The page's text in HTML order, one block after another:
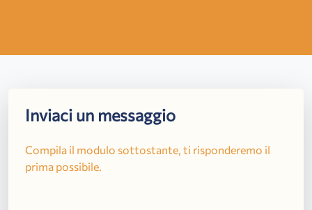
Inviaci un messaggio
Compila il modulo sottostante, ti risponderemo il
prima possibile.